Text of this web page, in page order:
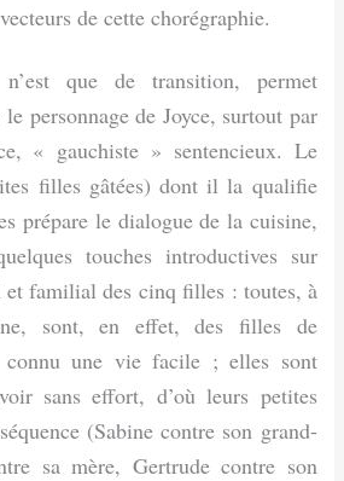
de cette chorégraphie.
que de transition, permet
personnage de Joyce, surtout par
« gauchiste » sentencieux. Le
filles gâtées) dont il la qualifie
prépare le dialogue de la cuisine,
touches introductives sur
et familial des cinq filles : toutes, à
sont, en effet, des filles de
connu une vie facile ; elles sont
sans effort, d’où leurs petites
(Sabine contre son grand-
sa mère, Gertrude contre son